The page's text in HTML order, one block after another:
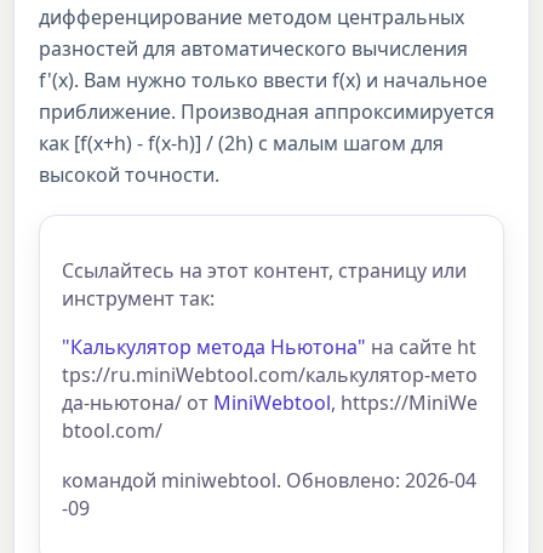
дифференцирование методом центральных
разностей для автоматического вычисления
f'(x). Вам нужно только ввести f(x) и начальное
приближение. Производная аппроксимируется
как [f(x+h) - f(x-h)] / (2h) с малым шагом для
высокой точности.
Ссылайтесь на этот контент, страницу или
инструмент так:
"Калькулятор метода Ньютона" на сайте ht
tps://ru.miniWebtool.com/калькулятор-мето
да-ньютона/ от MiniWebtool, https://MiniWe
btool.com/
командой miniwebtool. Обновлено: 2026-04
-09